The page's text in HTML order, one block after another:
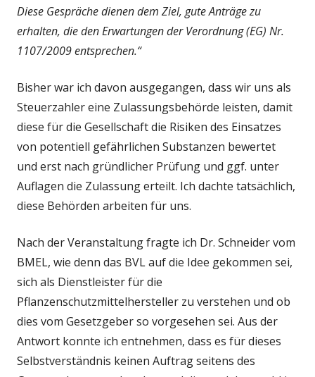
Diese Gespräche dienen dem Ziel, gute Anträge zu
erhalten, die den Erwartungen der Verordnung (EG) Nr.
1107/2009 entsprechen.“
Bisher war ich davon ausgegangen, dass wir uns als
Steuerzahler eine Zulassungsbehörde leisten, damit
diese für die Gesellschaft die Risiken des Einsatzes
von potentiell gefährlichen Substanzen bewertet
und erst nach gründlicher Prüfung und ggf. unter
Auflagen die Zulassung erteilt. Ich dachte tatsächlich,
diese Behörden arbeiten für uns.
Nach der Veranstaltung fragte ich Dr. Schneider vom
BMEL, wie denn das BVL auf die Idee gekommen sei,
sich als Dienstleister für die
Pflanzenschutzmittelhersteller zu verstehen und ob
dies vom Gesetzgeber so vorgesehen sei. Aus der
Antwort konnte ich entnehmen, dass es für dieses
Selbstverständnis keinen Auftrag seitens des